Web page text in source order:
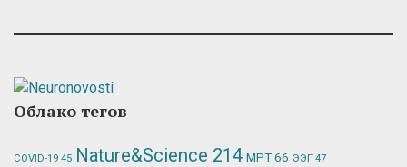
Облако тегов
COVID-19 45 Nature&Science 214 МРТ66 ЭЭГ 47